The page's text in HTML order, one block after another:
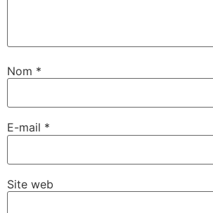
Nom *
E-mail *
Site web